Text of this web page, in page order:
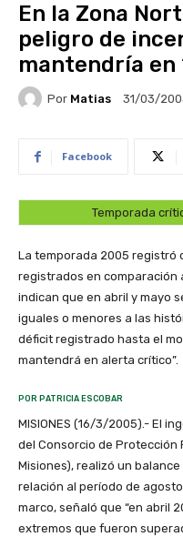
En la Zona
peligro de
mantendría en
Por Matias 31/03/
Facebook
Temporada
La temporada 2005 registró
registrados en comparación
indican que en abril y mayo
iguales o menores a las
déficit registrado hasta el
mantendrá en alerta crítico”.
POR PATRICIA ESCOBAR
MISIONES (16/3/2005).- El
del Consorcio de Protección
Misiones), realizó un
relación al período de
marco, señaló que “en abril
extremos que fueron